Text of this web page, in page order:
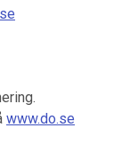
www.do.se